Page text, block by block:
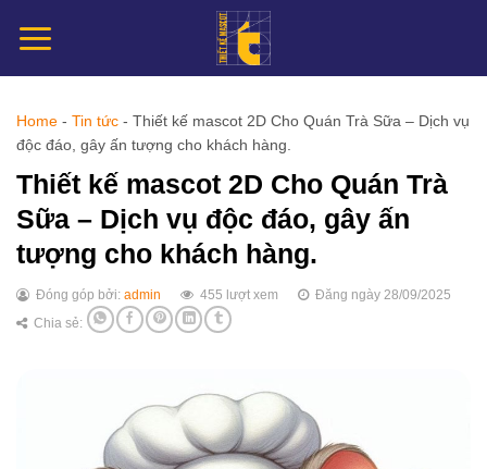
đến
Home - Tin tức - Thiết kế mascot 2D Cho Quán Trà Sữa – Dịch vụ
độc đáo, gây ấn tượng cho khách hàng.
Thiết kế mascot 2D Cho Quán Trà
Sữa – Dịch vụ độc đáo, gây ấn
tượng cho khách hàng.
Đóng góp bởi: admin 455 lượt xem
Đăng ngày 28/09/2025
Chia sẻ: